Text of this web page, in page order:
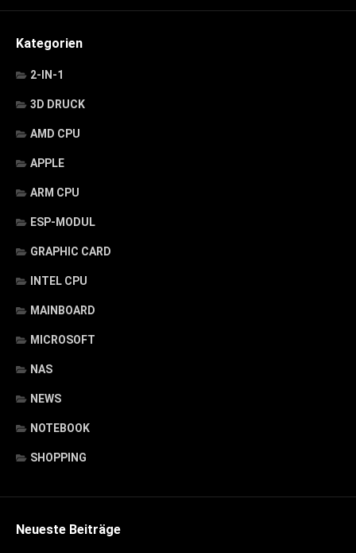
Kategorien
2-IN-1
3D DRUCK
AMD CPU
APPLE
ARM CPU
ESP-MODUL
GRAPHIC CARD
INTEL CPU
MAINBOARD
MICROSOFT
NAS
NEWS
NOTEBOOK
SHOPPING
Neueste Beiträge